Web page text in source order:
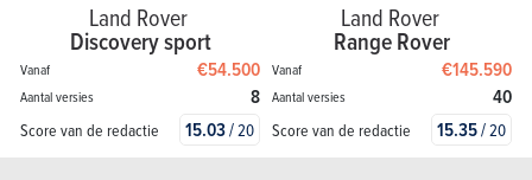
Land Rover
Discovery sport
Vanaf €54.500
Aantal versies 8
Score van de redactie 15.03/20
Land Rover
Range Rover
Vanaf €145.590
Aantal versies 40
Score van de redactie 15.35/20